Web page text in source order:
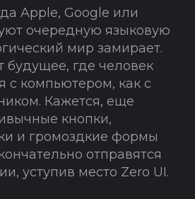
Apple, Google или
очередную языковую
мир замирает.
будущее, где человек
с компьютером, как с
Кажется, еще
кнопки,
и громоздкие формы
отправятся
уступив место Zero UI.